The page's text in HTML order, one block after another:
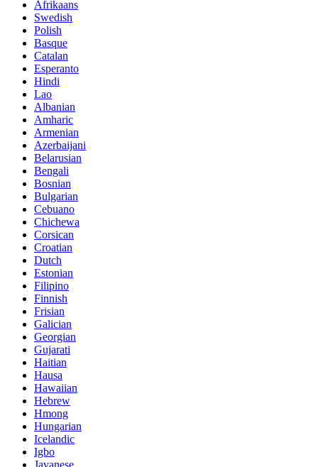
Afrikaans
Swedish
Polish
Basque
Catalan
Esperanto
Hindi
Lao
Albanian
Amharic
Armenian
Azerbaijani
Belarusian
Bengali
Bosnian
Bulgarian
Cebuano
Chichewa
Corsican
Croatian
Dutch
Estonian
Filipino
Finnish
Frisian
Galician
Georgian
Gujarati
Haitian
Hausa
Hawaiian
Hebrew
Hmong
Hungarian
Icelandic
Igbo